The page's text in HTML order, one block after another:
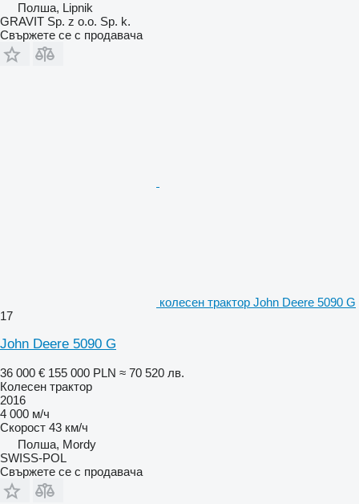
Полша, Lipnik
GRAVIT Sp. z o.o. Sp. k.
Свържете се с продавача
колесен трактор John Deere 5090 G
17
John Deere 5090 G
36 000 € 155 000 PLN ≈ 70 520 лв.
Колесен трактор
2016
4 000 м/ч
Скорост 43 км/ч
Полша, Mordy
SWISS-POL
Свържете се с продавача